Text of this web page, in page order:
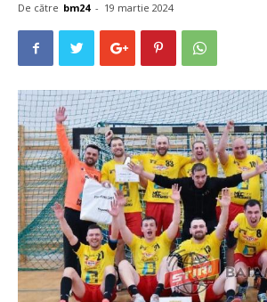
De către bm24 - 19 martie 2024